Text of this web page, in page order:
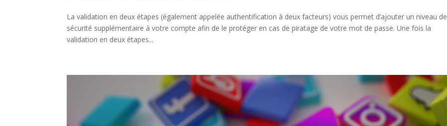
La validation en deux étapes (également appelée authentification à deux facteurs) vous permet d’ajouter un niveau de
sécurité supplémentaire à votre compte afin de le protéger en cas de piratage de votre mot de passe. Une fois la
validation en deux étapes...